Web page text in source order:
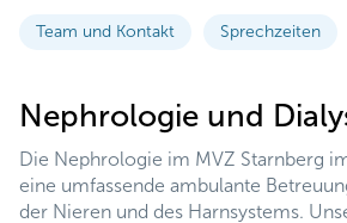
Team und Kontakt Sprechzeiten
Nephrologie und
Die Nephrologie im MVZ Starnberg
eine umfassende ambulante
der Nieren und des Harnsystems.